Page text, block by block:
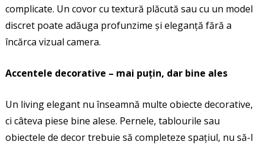
complicate. Un covor cu textură plăcută sau cu un model
discret poate adăuga profunzime și eleganță fără a
încărca vizual camera.
Accentele decorative – mai puțin, dar bine ales
Un living elegant nu înseamnă multe obiecte decorative,
ci câteva piese bine alese. Pernele, tablourile sau
obiectele de decor trebuie să completeze spațiul, nu să-l